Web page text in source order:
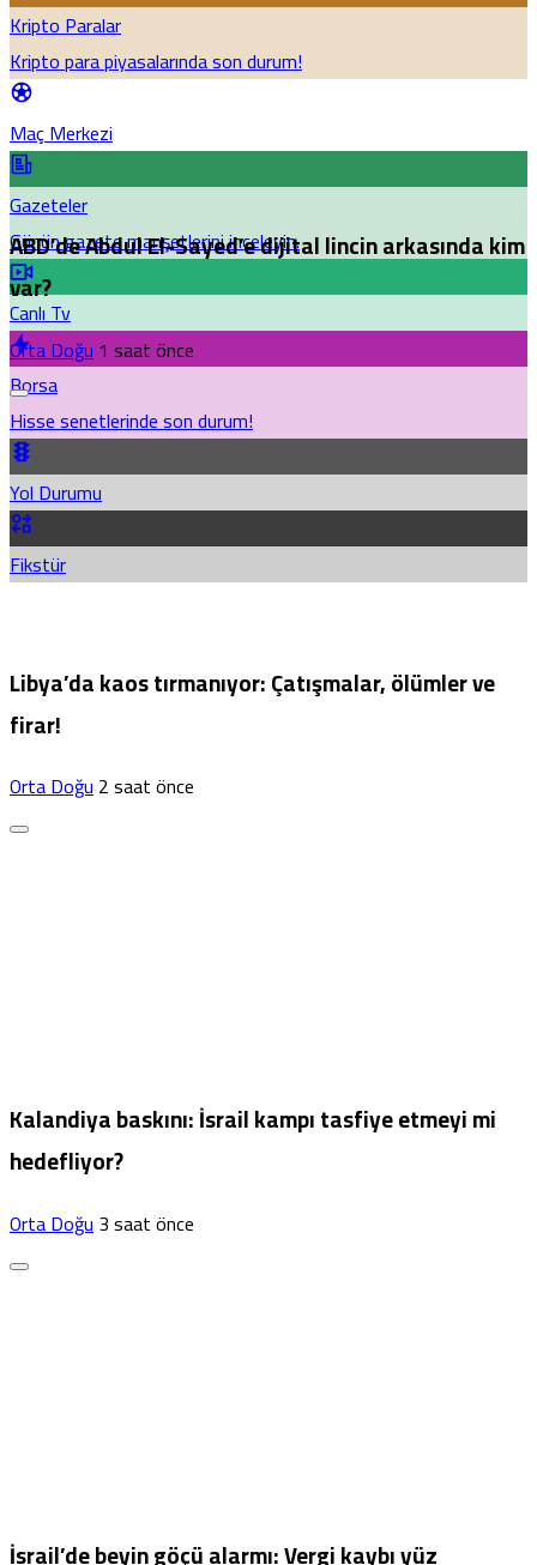
Kripto Paralar
Kripto para piyasalarında son durum!
Maç Merkezi
Gazeteler
Günün gazete manşetlerini inceleyin.
Canlı Tv
Borsa
Hisse senetlerinde son durum!
Yol Durumu
Fikstür
ABD’de Abdul El-Sayed’e dijital lincin arkasında kim
var?
Orta Doğu1 saat önce
Libya’da kaos tırmanıyor: Çatışmalar, ölümler ve
firar!
Orta Doğu2 saat önce
Kalandiya baskını: İsrail kampı tasfiye etmeyi mi
hedefliyor?
Orta Doğu3 saat önce
İsrail’de beyin göçü alarmı: Vergi kaybı yüz